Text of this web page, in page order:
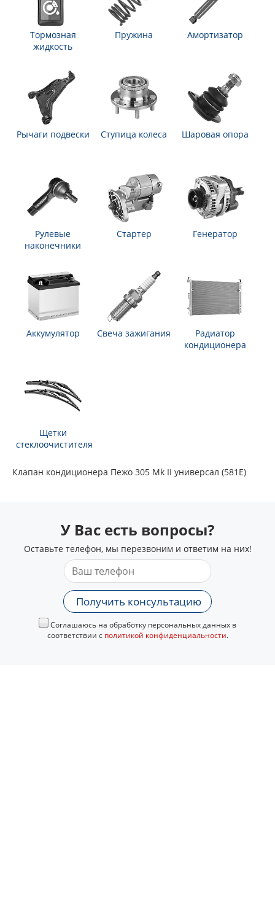
Тормозная
жидкость
Пружина Амортизатор
Рычаги подвески Ступица колеса Шаровая опора
Рулевые
наконечники
Стартер Генератор
Аккумулятор Свеча зажигания
Радиатор
кондиционера
Щетки
стеклоочистителя
Клапан кондиционера Пежо 305 Mk II универсал (581E)
У Вас есть вопросы?
Оставьте телефон, мы перезвоним и ответим на них!
Получить консультацию
Соглашаюсь на обработку персональных данных в
соответствии с политикой конфиденциальности.